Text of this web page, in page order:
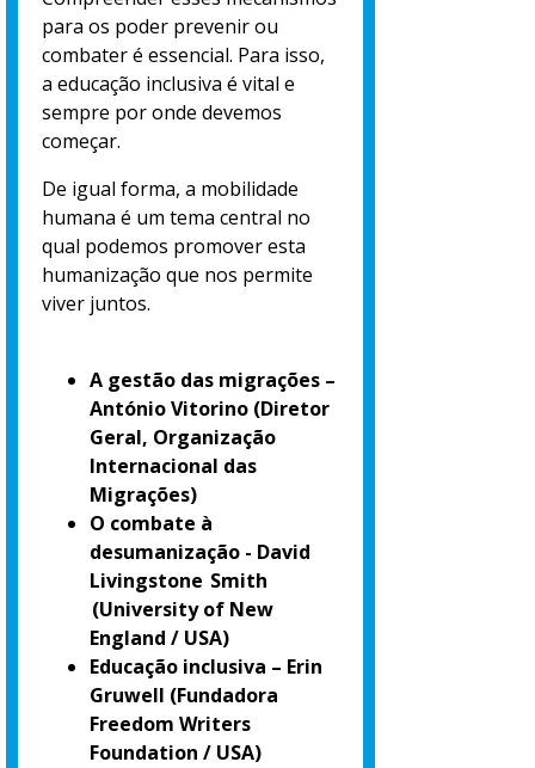
para os poder prevenir ou
combater é essencial. Para isso,
a educação inclusiva é vital e
sempre por onde devemos
começar.
De igual forma, a mobilidade
humana é um tema central no
qual podemos promover esta
humanização que nos permite
viver juntos.
A gestão das migrações –
António Vitorino (Diretor
Geral, Organização
Internacional das
Migrações)
O combate à
desumanização - David
Livingstone Smith
(University of New
England / USA)
Educação inclusiva – Erin
Gruwell (Fundadora
Freedom Writers
Foundation / USA)